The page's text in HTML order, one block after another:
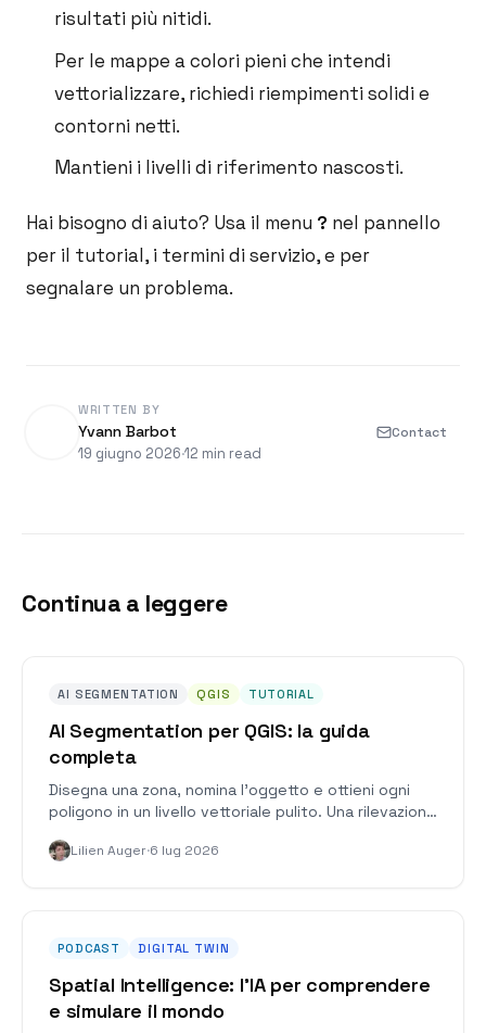
risultati più nitidi.
Per le mappe a colori pieni che intendi
vettorializzare, richiedi riempimenti solidi e
contorni netti.
Mantieni i livelli di riferimento nascosti.
Hai bisogno di aiuto? Usa il menu ? nel pannello
per il tutorial, i termini di servizio, e per
segnalare un problema.
WRITTEN BY
Yvann Barbot
19 giugno 2026·12 min read
Contact
Continua a leggere
AI SEGMENTATION QGIS TUTORIAL
AI Segmentation per QGIS: la guida
completa
Disegna una zona, nomina l'oggetto e ottieni ogni
poligono in un livello vettoriale pulito. Una rilevazione
modalità Manual.
Lilien Auger·6 lug 2026
PODCAST DIGITAL TWIN
Spatial Intelligence: l'IA per comprendere
e simulare il mondo